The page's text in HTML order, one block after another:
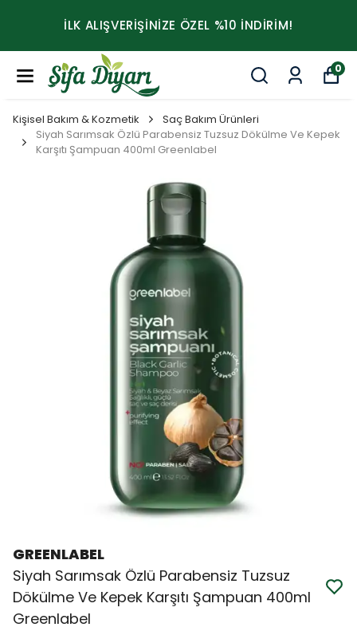
İLK ALIŞVERİŞİNİZE ÖZEL %10 İNDİRİM!
0
Kişisel Bakım & Kozmetik
Saç Bakım Ürünleri
Siyah Sarımsak Özlü Parabensiz Tuzsuz Dökülme Ve Kepek
Karşıtı Şampuan 400ml Greenlabel
GREENLABEL
Siyah Sarımsak Özlü Parabensiz Tuzsuz
Dökülme Ve Kepek Karşıtı Şampuan 400ml
Greenlabel